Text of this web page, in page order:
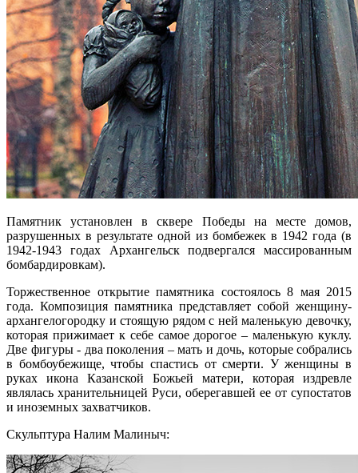
Памятник установлен в сквере Победы на месте домов,
разрушенных в результате одной из бомбежек в 1942 года (в
1942-1943 годах Архангельск подвергался массированным
бомбардировкам).
Торжественное открытие памятника состоялось 8 мая 2015
года. Композиция памятника представляет собой женщину-
архангелогородку и стоящую рядом с ней маленькую девочку,
которая прижимает к себе самое дорогое – маленькую куклу.
Две фигуры - два поколения – мать и дочь, которые собрались
в бомбоубежище, чтобы спастись от смерти. У женщины в
руках икона Казанской Божьей матери, которая издревле
являлась хранительницей Руси, оберегавшей ее от супостатов
и иноземных захватчиков.
Скульптура Налим Малиныч: